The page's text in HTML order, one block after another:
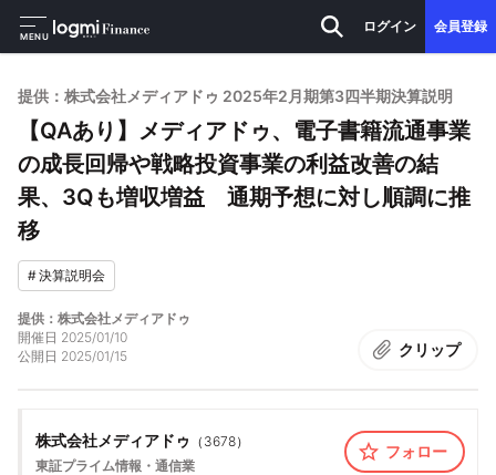
MENU
ログイン 会員登録
提供：株式会社メディアドゥ 2025年2月期第3四半期決算説明
【QAあり】メディアドゥ、電子書籍流通事業
の成長回帰や戦略投資事業の利益改善の結
果、3Qも増収増益 通期予想に対し順調に推
移
#決算説明会
提供：株式会社メディアドゥ
開催日 2025/01/10
公開日 2025/01/15 クリップ
株式会社メディアドゥ （ 3678）
東証プライム情報・通信業
フォロー